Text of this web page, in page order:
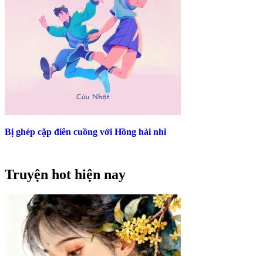
Bị ghép cặp điên cuồng với Hồng hài nhi
Truyện hot hiện nay